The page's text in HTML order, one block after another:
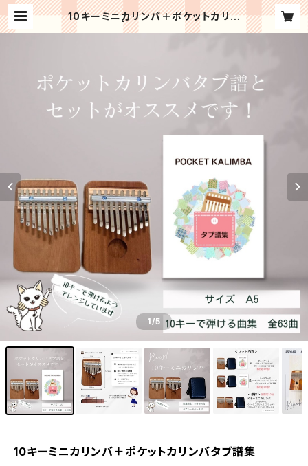
10キーミニカリンバ＋ポケットカリン
バタブ譜集 | おてがるカリンバ協会＜
1/5
10キーミニカリンバ＋ポケットカリンバタブ譜集